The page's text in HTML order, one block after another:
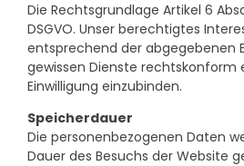
Die Rechtsgrundlage Artikel 6
DSGVO. Unser berechtigtes
entsprechend der abgegebenen
gewissen Dienste rechtskonform
Einwilligung einzubinden.
Speicherdauer
Die personenbezogenen Daten
Dauer des Besuchs der Website